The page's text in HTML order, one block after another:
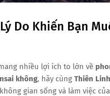
Do Khiến Bạn
nhiều lợi ích to lớn về
không, hãy cùng Thiên
gian sống và làm việc